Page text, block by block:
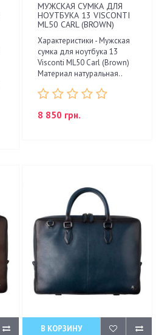
МУЖСКАЯ СУМКА ДЛЯ
НОУТБУКА 13 VISCONTI
ML50 CARL (BROWN)
Характеристики - Мужская
сумка для ноутбука 13
Visconti ML50 Carl (Brown)
Материал натуральная..
8 850 грн.
В КОРЗИНУ